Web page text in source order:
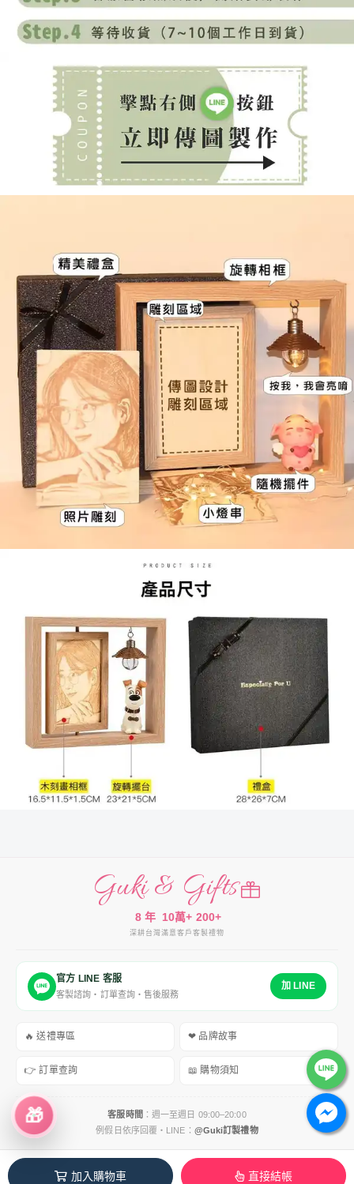
加入購物車 直接結帳
Guki & Gifts
8 年
深耕台灣
10萬+
滿意客戶
200+
客製禮物
官方 LINE 客服
客製諮詢・訂單查詢・售後服務
加 LINE
🔥 送禮專區 ❤ 品牌故事
👉 訂單查詢 📖 購物須知
客服時間 ：週一至週日 09:00–20:00
例假日依序回覆・LINE： @Guki訂製禮物
｜ 隱私權政策
Copyright © 2018–2026 Guki & Gifts 客製禮物專賣店 All Rights Reserved.
🎁